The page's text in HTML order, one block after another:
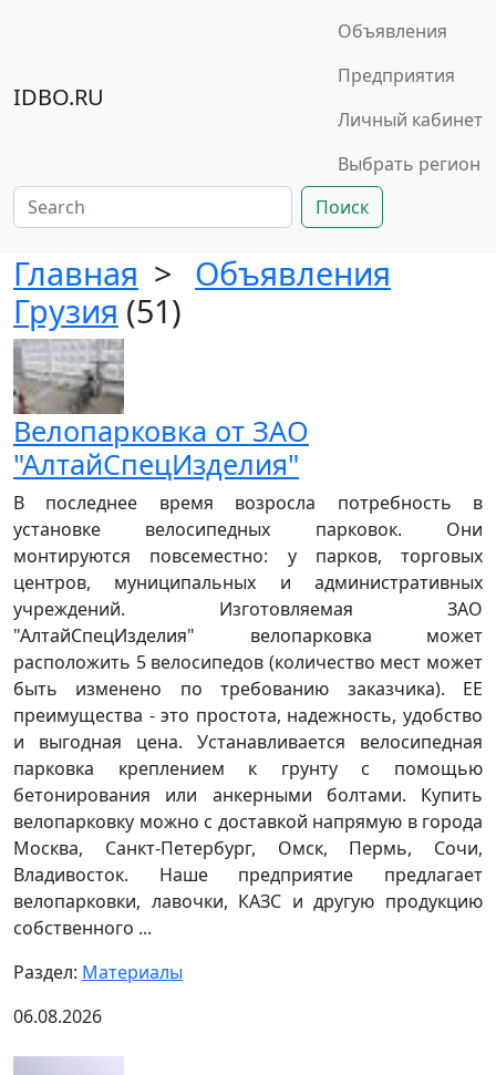
IDBO.RU
Объявления
Предприятия
Личный кабинет
Выбрать регион
Поиск
Главная > Объявления
Грузия (51)
Велопарковка от ЗАО
"АлтайСпецИзделия"
В последнее время возросла потребность в
установке велосипедных парковок. Они
монтируются повсеместно: у парков, торговых
центров, муниципальных и административных
учреждений. Изготовляемая ЗАО
"АлтайСпецИзделия" велопарковка может
расположить 5 велосипедов (количество мест может
быть изменено по требованию заказчика). ЕЕ
преимущества - это простота, надежность, удобство
и выгодная цена. Устанавливается велосипедная
парковка креплением к грунту с помощью
бетонирования или анкерными болтами. Купить
велопарковку можно с доставкой напрямую в города
Москва, Санкт-Петербург, Омск, Пермь, Сочи,
Владивосток. Наше предприятие предлагает
велопарковки, лавочки, КАЗС и другую продукцию
собственного ...
Раздел: Материалы
06.08.2026